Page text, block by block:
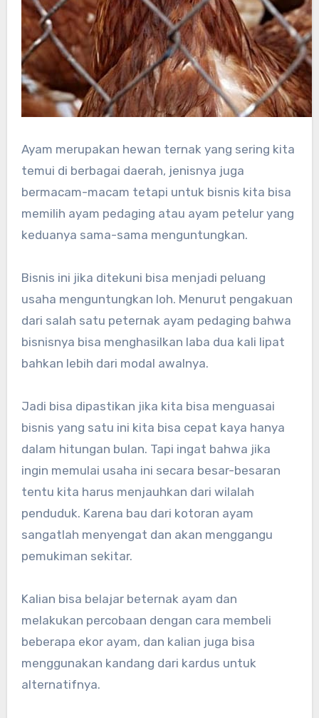
Ayam merupakan hewan ternak yang sering kita
temui di berbagai daerah, jenisnya juga
bermacam-macam tetapi untuk bisnis kita bisa
memilih ayam pedaging atau ayam petelur yang
keduanya sama-sama menguntungkan.
Bisnis ini jika ditekuni bisa menjadi peluang
usaha menguntungkan loh. Menurut pengakuan
dari salah satu peternak ayam pedaging bahwa
bisnisnya bisa menghasilkan laba dua kali lipat
bahkan lebih dari modal awalnya.
Jadi bisa dipastikan jika kita bisa menguasai
bisnis yang satu ini kita bisa cepat kaya hanya
dalam hitungan bulan. Tapi ingat bahwa jika
ingin memulai usaha ini secara besar-besaran
tentu kita harus menjauhkan dari wilalah
penduduk. Karena bau dari kotoran ayam
sangatlah menyengat dan akan menggangu
pemukiman sekitar.
Kalian bisa belajar beternak ayam dan
melakukan percobaan dengan cara membeli
beberapa ekor ayam, dan kalian juga bisa
menggunakan kandang dari kardus untuk
alternatifnya.